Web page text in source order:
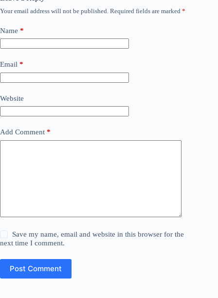
Your email address will not be published. Required fields are marked *
Name *
Email *
Website
Add Comment *
Save my name, email and website in this browser for the
next time I comment.
Post Comment